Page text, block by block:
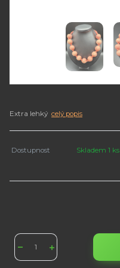
Extra lehký celý popis
Dostupnost Skladem 1 ks